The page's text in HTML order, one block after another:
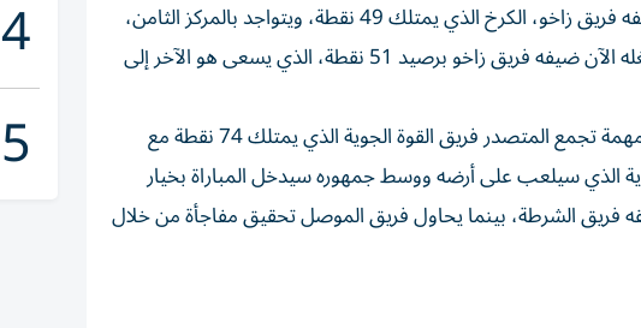
ويحتضن ملعب «الكابتن شرار حيدر» في بغداد لقاء فريق الكرخ مع ضيفه فريق زاخو، الكرخ الذي يمتلك 49 نقطة، ويتواجد بالمركز الثامن،
فإنه يسعى للظفر بنقاط المباراة من أجل الارتقاء للمركز السابع الذي يشغله الآن ضيفه فريق زاخو برصيد 51 نقطة، الذي يسعى هو الآخر إلى
وأخيراً سيكون ملعب «المدينة الدولي» في بغداد أيضاً ميداناً لمواجهة مهمة تجمع المتصدر فريق القوة الجوية الذي يمتلك 74 نقطة مع
بالموقع 12 برصيد 41 نقطة. القوة الجوية الذي سيلعب على أرضه ووسط جمهوره سيدخل المباراة بخيار
فريق الشرطة، بينما يحاول فريق الموصل تحقيق مفاجأة من خلال
4
5